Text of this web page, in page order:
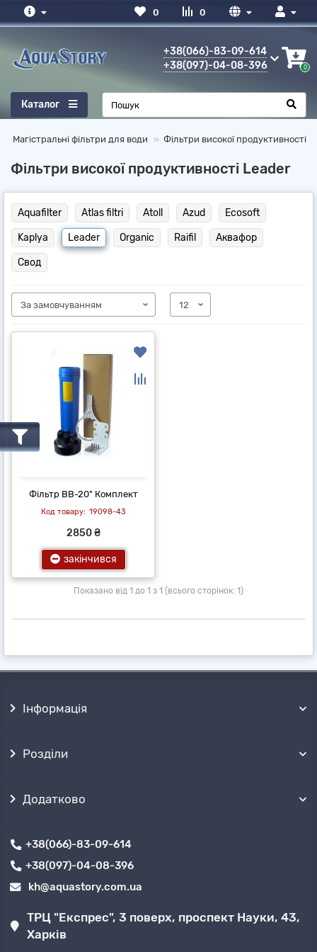
0
0
+38(066)-83-09-614
+38(097)-04-08-396
0
Каталог
Магістральні фільтри для води Фільтри високої продуктивності
Фільтри високої продуктивності Leader
Aquafilter Atlas filtri Atoll Azud Ecosoft
Kaplya Leader Organic Raifil Аквафор
Свод
Фільтр ВВ-20" Комплект
19098-43
2850 ₴
закінчився
Показано від 1 до 1 з 1 (всього сторінок: 1)
Інформація
Розділи
Додатково
+38(066)-83-09-614
+38(097)-04-08-396
kh@aquastory.com.ua
ТРЦ "Експрес", 3 поверх, проспект Науки, 43,
Харків